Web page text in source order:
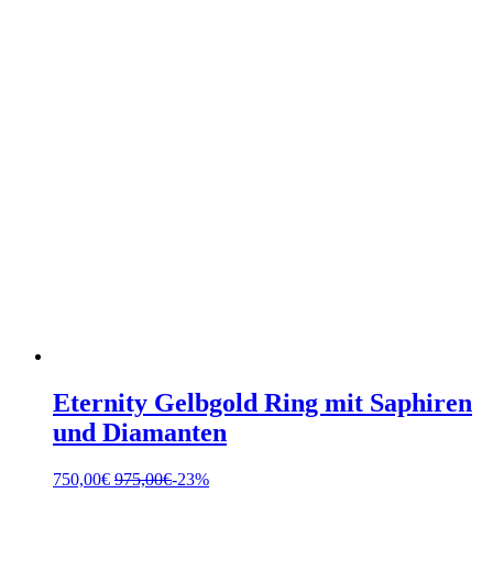
Eternity Gelbgold Ring mit Saphiren
und Diamanten
750,00€ 975,00€-23%